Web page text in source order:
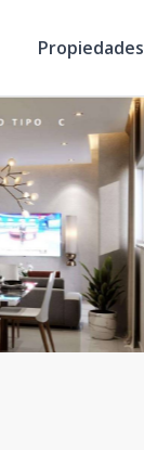
Propiedades